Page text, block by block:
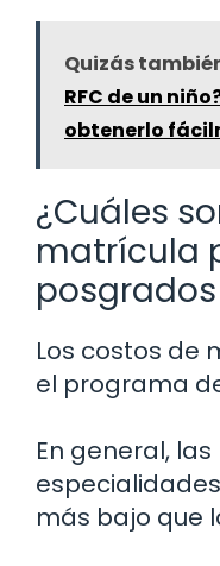
Quizás
RFC de un
obtenerlo
¿Cuáles
matrícula
posgrados
Los costos de
el programa
En general,
más bajo que